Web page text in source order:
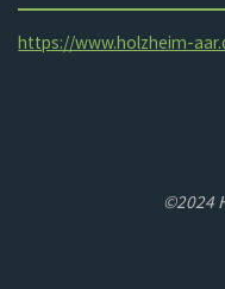
https://www.holzheim-
©2024